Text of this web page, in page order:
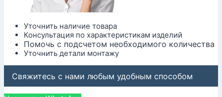
Уточнить наличие товара
Консультация по характеристикам изделий
Помочь с подсчетом необходимого количества
Уточнить детали монтажу
Свяжитесь с нами любым удобным способом